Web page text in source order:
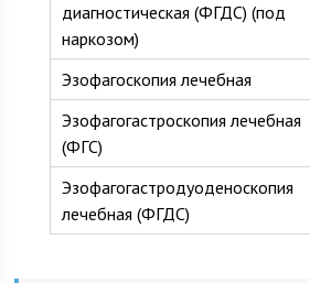
диагностическая (ФГДС) (под
наркозом)
Эзофагоскопия лечебная
Эзофагогастроскопия лечебная
(ФГС)
Эзофагогастродуоденоскопия
лечебная (ФГДС)